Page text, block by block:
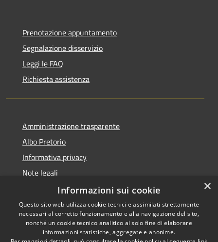
Prenotazione appuntamento
Segnalazione disservizio
Leggi le FAQ
Richiesta assistenza
Amministrazione trasparente
Albo Pretorio
Informativa privacy
Note legali
Dichiarazione di accessibilità
RSS Copyright © 2021 • Città
×
Informazioni sui cookie
Questo sito web utilizza cookie tecnici e assimilati strettamente
necessari al corretto funzionamento e alla navigazione del sito,
nonché un cookie tecnico analitico al solo fine di elaborare
informazioni statistiche, aggregate e anonime.